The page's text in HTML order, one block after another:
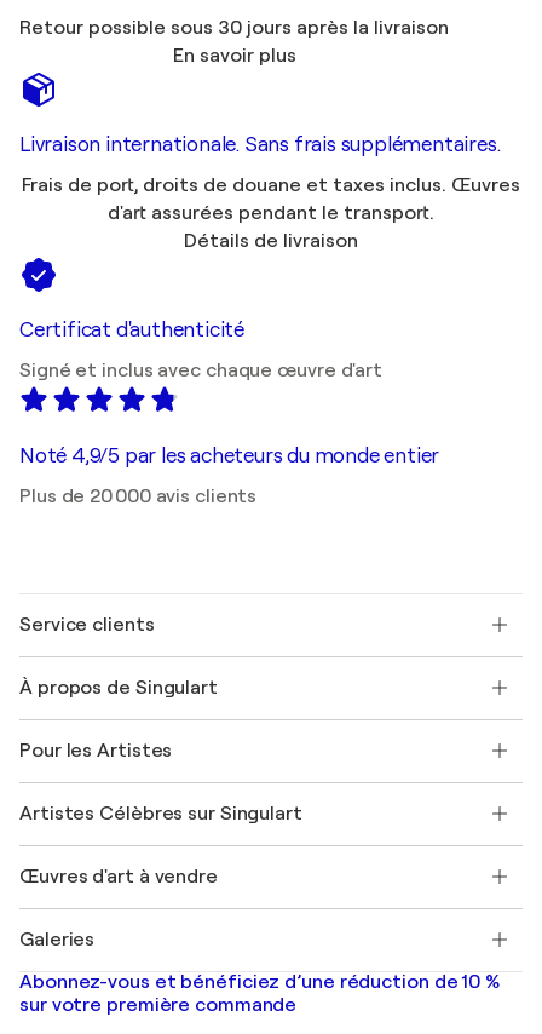
Retour possible sous 30 jours après la livraison
En savoir plus
Livraison internationale. Sans frais supplémentaires.
Frais de port, droits de douane et taxes inclus. Œuvres
d'art assurées pendant le transport.
Détails de livraison
Certificat d'authenticité
Signé et inclus avec chaque œuvre d'art
Noté 4,9/5 par les acheteurs du monde entier
Plus de 20 000 avis clients
Service clients
Expédition
Offrir une carte cadeau
Rejoignez notre programme commercial
Mon compte
+33 1 76 44 06 42
À propos de Singulart
FAQ
Magazine Singulart
Emplois
Découvrez une sélection d'art original
Pour les Artistes
Se connecter en tant qu'Artiste
Artistes Célèbres sur Singulart
Marc Chagall
Banksy
Mr. Brainwash
Shepard Fairey
Œuvres d'art à vendre
Tableaux abstraits à vendre
Peintures de paysage
Estampes
Galeries
Galeries d'art en France
Galeries d'art en Belgique
Abonnez-vous et bénéficiez d’une réduction de 10 %
sur votre première commande